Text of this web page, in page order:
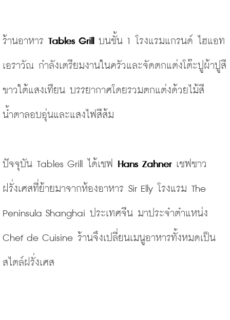
ร้านอาหาร Tables Grill บนชั้น 1 โรงแรมแกรนด์ ไฮแอท
เอราวัณ กำลังเตรียมงานในครัวและจัดตกแต่งโต๊ะปูผ้าปูสี
ขาวใต้แสงเทียน บรรยากาศโดยรวมตกแต่งด้วยไม้สี
น้ำตาลอบอุ่นและแสงไฟสีส้ม
ปัจจุบัน Tables Grill ได้เชฟ Hans Zahner เชฟชาว
ฝรั่งเศสที่ย้ายมาจากห้องอาหาร Sir Elly โรงแรม The
Peninsula Shanghai ประเทศจีน มาประจำตำแหน่ง
Chef de Cuisine ร้านจึงเปลี่ยนเมนูอาหารทั้งหมดเป็น
สไตล์ฝรั่งเศส